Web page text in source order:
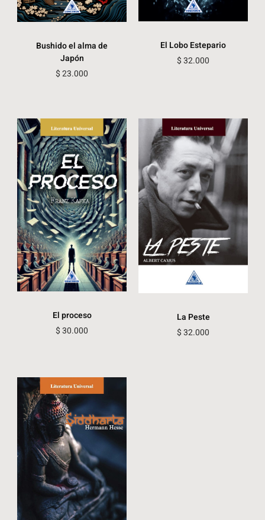
Bushido el alma de
Japón
$23.000
El Lobo Estepario
$32.000
El proceso
$30.000
La Peste
$32.000